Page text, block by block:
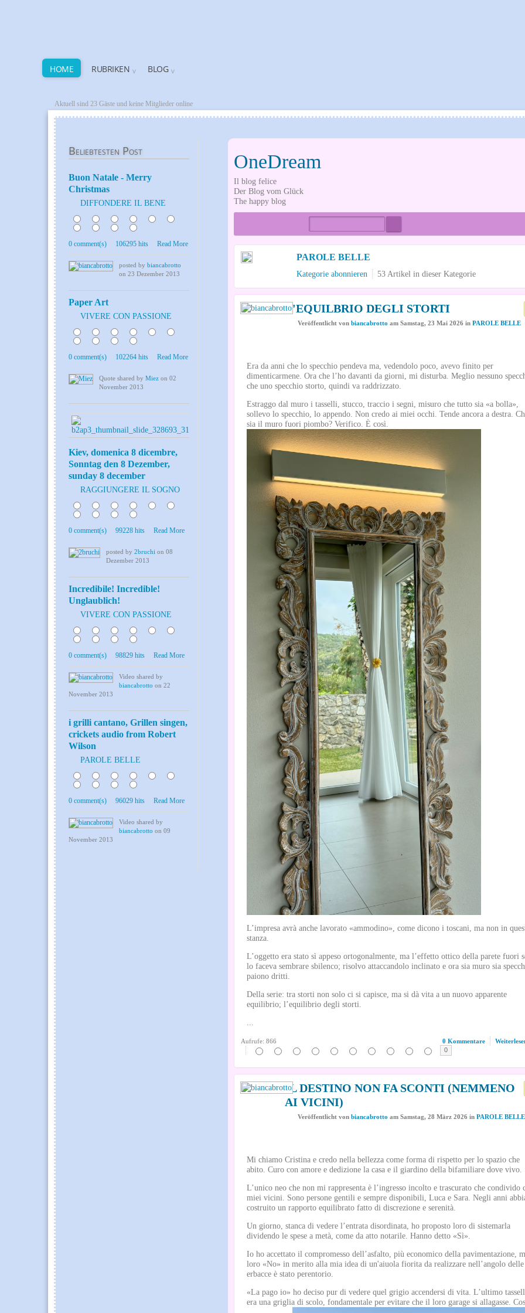
HOME RUBRIKEN BLOG
Aktuell sind 23 Gäste und keine Mitglieder online
Beliebtesten Post
Buon Natale - Merry
Christmas
DIFFONDERE IL BENE
0 comment(s) 106295 hits Read More
posted by biancabrotto
on 23 Dezember 2013
Paper Art
VIVERE CON PASSIONE
0 comment(s) 102264 hits Read More
Quote shared by Miez on 02
November 2013
Kiev, domenica 8 dicembre,
Sonntag den 8 Dezember,
sunday 8 december
RAGGIUNGERE IL SOGNO
0 comment(s) 99228 hits Read More
posted by 2bruchi on 08
Dezember 2013
Incredibile! Incredible!
Unglaublich!
VIVERE CON PASSIONE
0 comment(s) 98829 hits Read More
Video shared by
biancabrotto on 22
November 2013
i grilli cantano, Grillen singen,
crickets audio from Robert
Wilson
PAROLE BELLE
0 comment(s) 96029 hits Read More
Video shared by
biancabrotto on 09
November 2013
OneDream
Il blog felice
Der Blog vom Glück
The happy blog
PAROLE BELLE
Kategorie abonnieren 53 Artikel in dieser Kategorie
L'EQUILBRIO DEGLI STORTI
Veröffentlicht von biancabrotto am Samstag, 23 Mai 2026 in PAROLE BELLE
Era da anni che lo specchio pendeva ma, vedendolo poco, avevo finito per
dimenticarmene. Ora che l’ho davanti da giorni, mi disturba. Meglio nessuno
che uno specchio storto, quindi va raddrizzato.
Estraggo dal muro i tasselli, stucco, traccio i segni, misuro che tutto sia «a bolla»,
sollevo lo specchio, lo appendo. Non credo ai miei occhi. Tende ancora a destra.
sia il muro fuori piombo? Verifico. È così.
L’impresa avrà anche lavorato «ammodino», come dicono i toscani, ma non in
stanza.
L’oggetto era stato sì appeso ortogonalmente, ma l’effetto ottico della parete fuori
lo faceva sembrare sbilenco; risolvo attaccandolo inclinato e ora sia muro sia
paiono dritti.
Della serie: tra storti non solo ci si capisce, ma si dà vita a un nuovo apparente
equilibrio; l’equilibrio degli storti.
0 Kommentare
Aufrufe: 866
0
IL DESTINO NON FA SCONTI (NEMMENO
AI VICINI)
Veröffentlicht von biancabrotto am Samstag, 28 März 2026 in PAROLE BELLE
Mi chiamo Cristina e credo nella bellezza come forma di rispetto per lo spazio che
abito. Curo con amore e dedizione la casa e il giardino della bifamiliare dove vivo.
L’unico neo che non mi rappresenta è l’ingresso incolto e trascurato che condivido
miei vicini. Sono persone gentili e sempre disponibili, Luca e Sara. Negli anni
costruito un rapporto equilibrato fatto di discrezione e serenità.
Un giorno, stanca di vedere l’entrata disordinata, ho proposto loro di sistemarla
dividendo le spese a metà, come da atto notarile. Hanno detto «Sì».
Io ho accettato il compromesso dell’asfalto, più economico della pavimentazione,
loro «No» in merito alla mia idea di un'aiuola fiorita da realizzare nell’angolo delle
erbacce è stato perentorio.
«La pago io» ho deciso pur di vedere quel grigio accendersi di vita. L’ultimo
era una griglia di scolo, fondamentale per evitare che il loro garage si allagasse.